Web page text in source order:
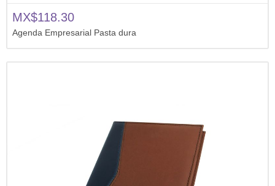
MX$118.30
Agenda Empresarial Pasta dura